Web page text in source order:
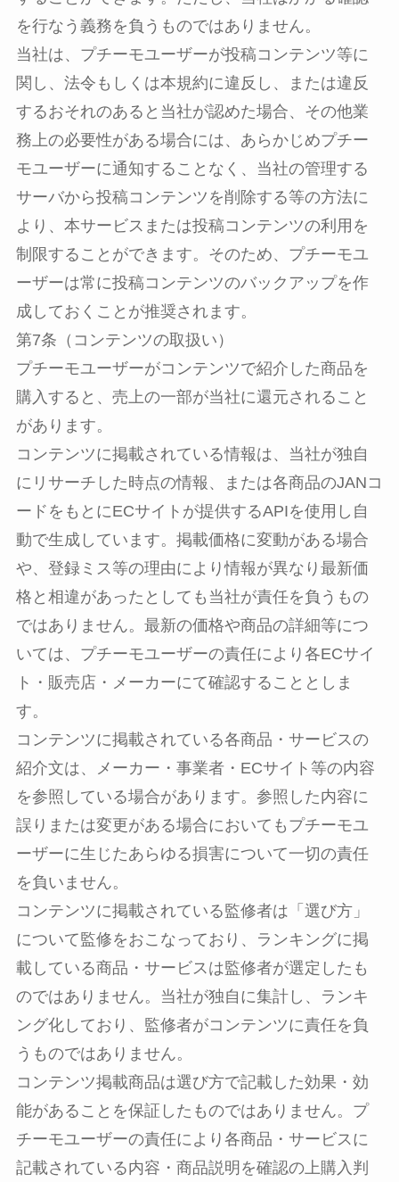
を行なう義務を負うものではありません。
当社は、プチーモユーザーが投稿コンテンツ等に
関し、法令もしくは本規約に違反し、または違反
するおそれのあると当社が認めた場合、その他業
務上の必要性がある場合には、あらかじめプチー
モユーザーに通知することなく、当社の管理する
サーバから投稿コンテンツを削除する等の方法に
より、本サービスまたは投稿コンテンツの利用を
制限することができます。そのため、プチーモユ
ーザーは常に投稿コンテンツのバックアップを作
成しておくことが推奨されます。
第7条（コンテンツの取扱い）
プチーモユーザーがコンテンツで紹介した商品を
購入すると、売上の一部が当社に還元されること
があります。
コンテンツに掲載されている情報は、当社が独自
にリサーチした時点の情報、または各商品のJANコ
ードをもとにECサイトが提供するAPIを使用し自
動で生成しています。掲載価格に変動がある場合
や、登録ミス等の理由により情報が異なり最新価
格と相違があったとしても当社が責任を負うもの
ではありません。最新の価格や商品の詳細等につ
いては、プチーモユーザーの責任により各ECサイ
ト・販売店・メーカーにて確認することとしま
す。
コンテンツに掲載されている各商品・サービスの
紹介文は、メーカー・事業者・ECサイト等の内容
を参照している場合があります。参照した内容に
誤りまたは変更がある場合においてもプチーモユ
ーザーに生じたあらゆる損害について一切の責任
を負いません。
コンテンツに掲載されている監修者は「選び方」
について監修をおこなっており、ランキングに掲
載している商品・サービスは監修者が選定したも
のではありません。当社が独自に集計し、ランキ
ング化しており、監修者がコンテンツに責任を負
うものではありません。
コンテンツ掲載商品は選び方で記載した効果・効
能があることを保証したものではありません。プ
チーモユーザーの責任により各商品・サービスに
記載されている内容・商品説明を確認の上購入判